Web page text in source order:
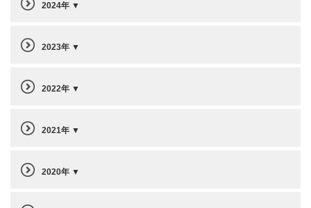
2024年
2023年
2022年
2021年
2020年